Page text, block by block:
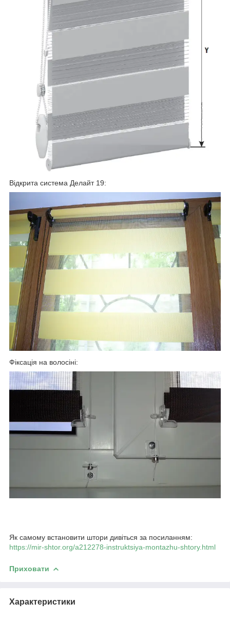
Відкрита система Делайт 19:
Фіксація на волосіні:
Як самому встановити штори дивіться за посиланням:
https://mir-shtor.org/a212278-instruktsiya-montazhu-shtory.html
Приховати
Характеристики